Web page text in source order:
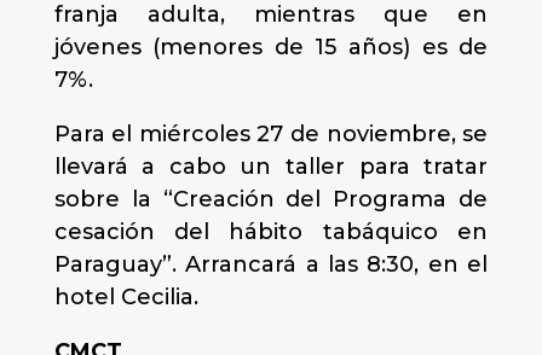
franja adulta, mientras que en
jóvenes (menores de 15 años) es de
7%.
Para el miércoles 27 de noviembre, se
llevará a cabo un taller para tratar
sobre la “Creación del Programa de
cesación del hábito tabáquico en
Paraguay”. Arrancará a las 8:30, en el
hotel Cecilia.